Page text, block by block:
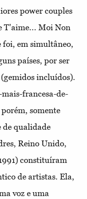
power couples
T'aime... Moi Non
foi, em simultâneo,
países, por ser
incluídos).
mais-francesa-de-
porém, somente
de qualidade
Reino Unido,
constituíram
de artistas. Ela,
voz e uma